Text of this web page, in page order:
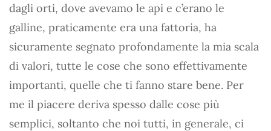
dagli orti, dove avevamo le api e c’erano le
galline, praticamente era una fattoria, ha
sicuramente segnato profondamente la mia scala
di valori, tutte le cose che sono effettivamente
importanti, quelle che ti fanno stare bene. Per
me il piacere deriva spesso dalle cose più
semplici, soltanto che noi tutti, in generale, ci